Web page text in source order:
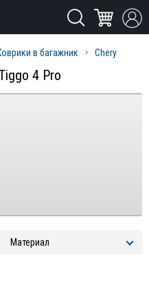
в багажник Chery
4 Pro